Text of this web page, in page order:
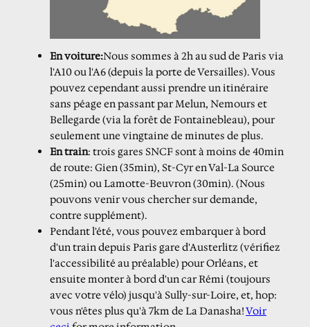
En voiture:Nous sommes à 2h au sud de Paris via
l'A10 ou l'A6 (depuis la porte de Versailles). Vous
pouvez cependant aussi prendre un itinéraire
sans péage en passant par Melun, Nemours et
Bellegarde (via la forêt de Fontainebleau), pour
seulement une vingtaine de minutes de plus.
En train: trois gares SNCF sont à moins de 40min
de route: Gien (35min), St-Cyr en Val-La Source
(25min) ou Lamotte-Beuvron (30min). (Nous
pouvons venir vous chercher sur demande,
contre supplément).
Pendant l'été, vous pouvez embarquer à bord
d'un train depuis Paris gare d'Austerlitz (vérifiez
l'accessibilité au préalable) pour Orléans, et
ensuite monter à bord d'un car Rémi (toujours
avec votre vélo) jusqu'à Sully-sur-Loire, et, hop:
vous n'êtes plus qu'à 7km de La Danasha!Voir